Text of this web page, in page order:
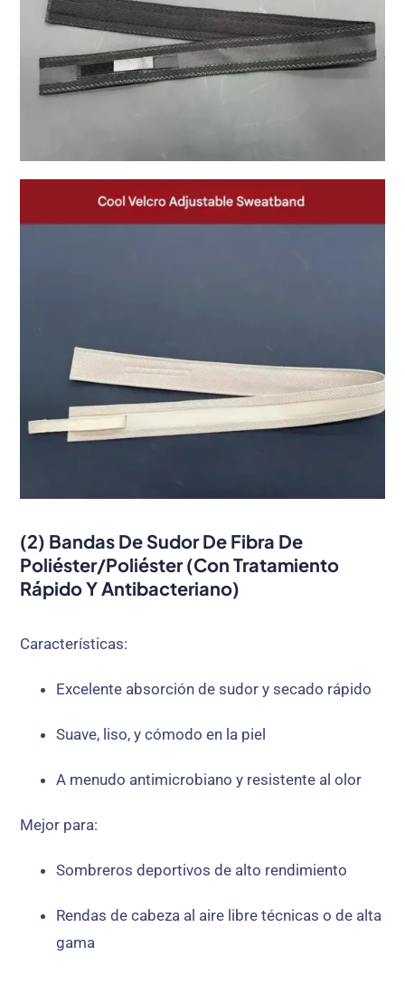
(2) Bandas De Sudor De Fibra De
Poliéster/poliéster (con Tratamiento
Rápido Y Antibacteriano)
Características:
Excelente absorción de sudor y secado rápido
Suave, liso, y cómodo en la piel
A menudo antimicrobiano y resistente al olor
Mejor para:
Sombreros deportivos de alto rendimiento
Rendas de cabeza al aire libre técnicas o de alta
gama